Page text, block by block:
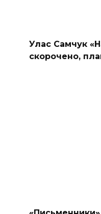
Улас Самчук
скорочено,